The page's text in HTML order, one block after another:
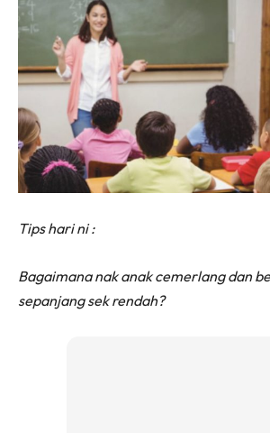
Tips hari ni :
Bagaimana nak anak cemerlang dan
sepanjang sek rendah?